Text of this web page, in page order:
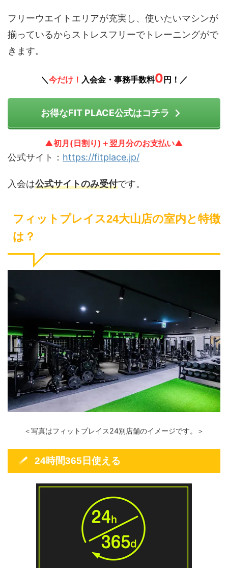
フリーウエイトエリアが充実し、使いたいマシンが
揃っているからストレスフリーでトレーニングがで
きます。
＼今だけ！ 入会金・事務手数料0 円！／
お得なFIT PLACE公式はコチラ
▲初月(日割り)＋翌月分のお支払い▲
公式サイト： https://fitplace.jp/
入会は公式サイトのみ受付です。
フィットプレイス24大山店の室内と特徴
は？
＜写真はフィットプレイス24別店舗のイメージです。＞
24時間365日使える